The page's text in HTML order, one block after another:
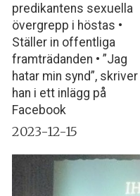
predikantens sexuella
övergrepp i höstas •
Ställer in offentliga
framträdanden • ”Jag
hatar min synd”, skriver
han i ett inlägg på
Facebook
2023-12-15